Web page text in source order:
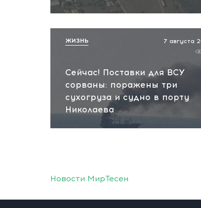
Сейчас! Поставки для ВСУ
сорваны: поражены три
сухогруза и судно в порту
Николаева
7 августа
ЖИЗНЬ
Новости МирТесен